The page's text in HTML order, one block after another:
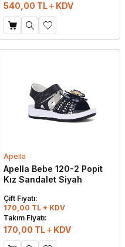
540,00 TL KDV
Apella
Apella Bebe 120-2 Popit
Kız Sandalet Siyah
Çift Fiyatı:
170,00 TL + KDV
Takım Fiyatı:
170,00 TL KDV